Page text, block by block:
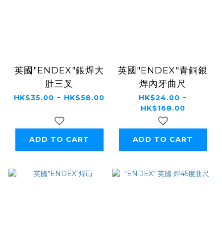
英國"ENDEX"銀焊大
肚三叉
HK$35.00 ~ HK$58.00
ADD TO CART
英國"ENDEX"青銅銀
焊內牙曲尺
HK$24.00 ~
HK$168.00
ADD TO CART